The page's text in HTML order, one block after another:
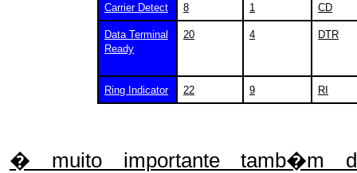
Carrier Detect 8 1 CD
Data Terminal
Ready
20 4 DTR
Ring Indicator 22 9 RI
� muito importante tamb�m